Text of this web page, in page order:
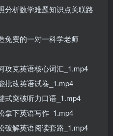
分析数学难题知识点关联路
免费的一对一科学老师
攻克英语核心词汇_1.mp4
批改英语试卷_1.mp4
式突破听力口语_1.mp4
拿下英语写作_1.mp4
破解英语阅读套路_1.mp4